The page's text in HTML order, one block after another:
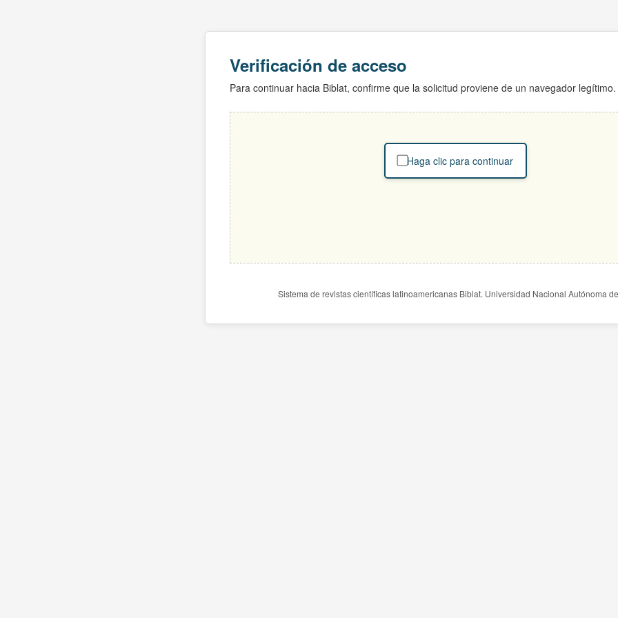
Verificación de acceso
Para continuar hacia Biblat, confirme que la solicitud proviene de un navegador legítimo.
Haga clic para continuar
Sistema de revistas científicas latinoamericanas Biblat. Universidad Nacional Autónoma